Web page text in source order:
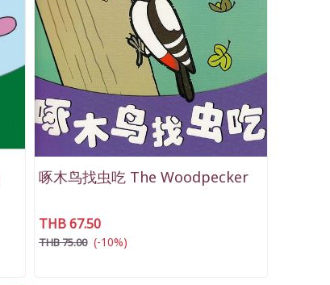
啄木鸟找虫吃 The Woodpecker
THB 67.50
THB 75.00 (-10%)